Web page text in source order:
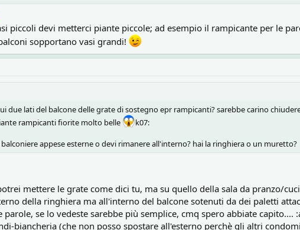
piccoli devi metterci piante piccole; ad esempio il rampicante per le
sopportano vasi grandi!
due lati del balcone delle grate di sostegno epr rampicanti? sarebbe carino
rampicanti fiorite molto belle
k07:
appese esterne o devi rimanere all'interno? hai la ringhiera o un muretto?
mettere le grate come dici tu, ma su quello della sala da pranzo/
della ringhiera ma all'interno del balcone sotenuti da dei paletti
se lo vedeste sarebbe più semplice, cmq spero abbiate capito....
biancheria (che non posso spostare all'esterno perchè gli altri